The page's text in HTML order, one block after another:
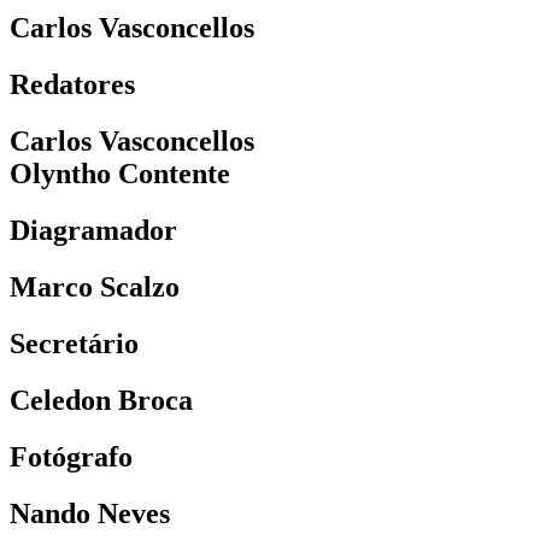
Carlos Vasconcellos
Redatores
Carlos Vasconcellos
Olyntho Contente
Diagramador
Marco Scalzo
Secretário
Celedon Broca
Fotógrafo
Nando Neves